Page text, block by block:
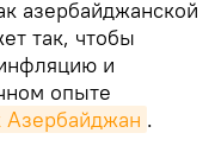
азербайджанской
так, чтобы
и
опыте
Азербайджан .